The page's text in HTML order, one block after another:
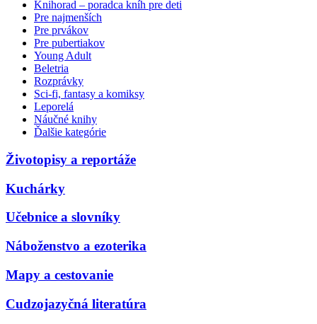
Knihorad – poradca kníh pre deti
Pre najmenších
Pre prvákov
Pre pubertiakov
Young Adult
Beletria
Rozprávky
Sci-fi, fantasy a komiksy
Leporelá
Náučné knihy
Ďalšie kategórie
Životopisy a reportáže
Kuchárky
Učebnice a slovníky
Náboženstvo a ezoterika
Mapy a cestovanie
Cudzojazyčná literatúra